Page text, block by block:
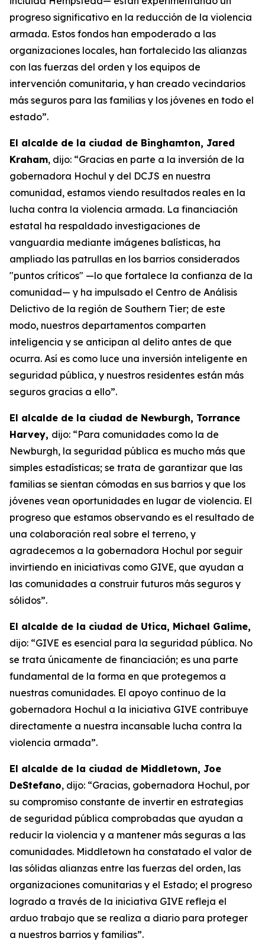
progreso significativo en la reducción de la violencia
armada. Estos fondos han empoderado a las
organizaciones locales, han fortalecido las alianzas
con las fuerzas del orden y los equipos de
intervención comunitaria, y han creado vecindarios
más seguros para las familias y los jóvenes en todo el
estado”.
El alcalde de la ciudad de Binghamton, Jared
Kraham, dijo: “Gracias en parte a la inversión de la
gobernadora Hochul y del DCJS en nuestra
comunidad, estamos viendo resultados reales en la
lucha contra la violencia armada. La financiación
estatal ha respaldado investigaciones de
vanguardia mediante imágenes balísticas, ha
ampliado las patrullas en los barrios considerados
"puntos críticos" —lo que fortalece la confianza de la
comunidad— y ha impulsado el Centro de Análisis
Delictivo de la región de Southern Tier; de este
modo, nuestros departamentos comparten
inteligencia y se anticipan al delito antes de que
ocurra. Así es como luce una inversión inteligente en
seguridad pública, y nuestros residentes están más
seguros gracias a ello”.
El alcalde de la ciudad de Newburgh, Torrance
Harvey, dijo: “Para comunidades como la de
Newburgh, la seguridad pública es mucho más que
simples estadísticas; se trata de garantizar que las
familias se sientan cómodas en sus barrios y que los
jóvenes vean oportunidades en lugar de violencia. El
progreso que estamos observando es el resultado de
una colaboración real sobre el terreno, y
agradecemos a la gobernadora Hochul por seguir
invirtiendo en iniciativas como GIVE, que ayudan a
las comunidades a construir futuros más seguros y
sólidos”.
El alcalde de la ciudad de Utica, Michael Galime,
dijo: “GIVE es esencial para la seguridad pública. No
se trata únicamente de financiación; es una parte
fundamental de la forma en que protegemos a
nuestras comunidades. El apoyo continuo de la
gobernadora Hochul a la iniciativa GIVE contribuye
directamente a nuestra incansable lucha contra la
violencia armada”.
El alcalde de la ciudad de Middletown, Joe
DeStefano, dijo: “Gracias, gobernadora Hochul, por
su compromiso constante de invertir en estrategias
de seguridad pública comprobadas que ayudan a
reducir la violencia y a mantener más seguras a las
comunidades. Middletown ha constatado el valor de
las sólidas alianzas entre las fuerzas del orden, las
organizaciones comunitarias y el Estado; el progreso
logrado a través de la iniciativa GIVE refleja el
arduo trabajo que se realiza a diario para proteger
a nuestros barrios y familias”.